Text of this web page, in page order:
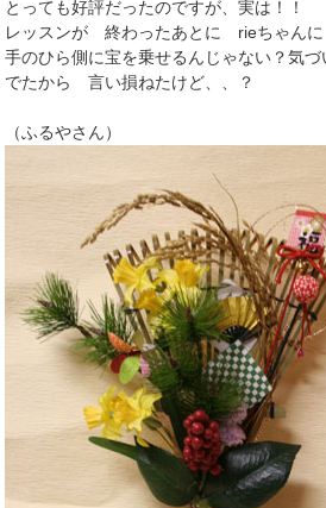
とっても好評だったのですが、実は！！
レッスンが 終わったあとに rieちゃん
手のひら側に宝を乗せるんじゃない？気
でたから 言い損ねたけど、、？
（ふるやさん）